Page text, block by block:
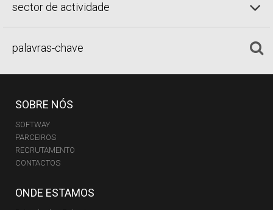
sector de actividade
SOBRE NÓS
SOFTWAY
PARCEIROS
RECRUTAMENTO
CONTACTOS
ONDE ESTAMOS